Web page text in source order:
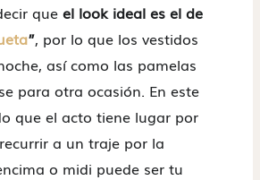
queel look ideal es el de
”, por lo que los vestidos
así como las pamelas
para otra ocasión. En este
que el acto tiene lugar por
a un traje por la
o midi puede ser tu